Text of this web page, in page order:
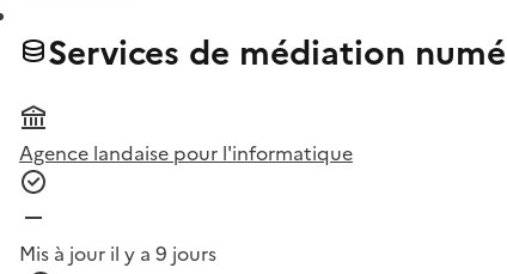
Services de médiation
Agence landaise pour l'informatique
Mis à jour il y a 9 jours